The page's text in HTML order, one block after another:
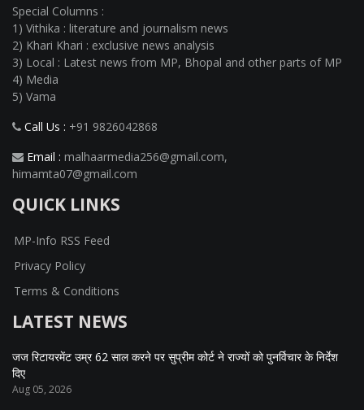
Special Columns :
1) Vithika : literature and journalism news
2) Khari Khari : exclusive news analysis
3) Local : Latest news from MP, Bhopal and other parts of MP
4) Media
5) Vama
Call Us : +91 9826042868
Email : malhaarmedia256@gmail.com,
himamta07@gmail.com
QUICK LINKS
MP-Info RSS Feed
Privacy Policy
Terms & Conditions
LATEST NEWS
जज रिटायरमेंट उम्र 62 साल करने पर सुप्रीम कोर्ट ने राज्यों को पुनर्विचार के निर्देश
दिए
Aug 05, 2026